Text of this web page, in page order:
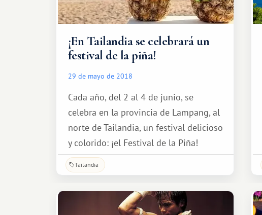
¡En Tailandia se celebrará un
festival de la piña!
29 de mayo de 2018
Cada año, del 2 al 4 de junio, se
celebra en la provincia de Lampang, al
norte de Tailandia, un festival delicioso
y colorido: ¡el Festival de la Piña!
Tailandia